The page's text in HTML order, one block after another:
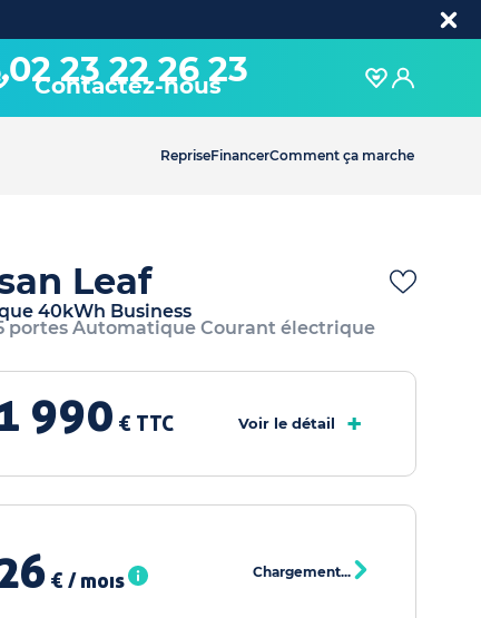
02 23 22 26 23
Contactez-nous
RepriseFinancerComment ça marche
Leaf
40kWh Business
portes Automatique Courant électrique
990 € TTC Voir le détail +
€ / mois Chargement...